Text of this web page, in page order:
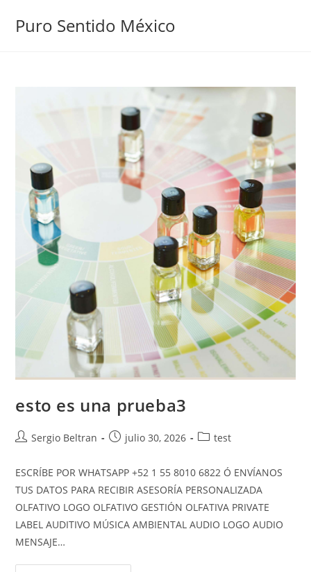
Puro Sentido México
esto es una prueba3
Sergio Beltran julio 30, 2026 test
ESCRÍBE POR WHATSAPP +52 1 55 8010 6822 Ó ENVÍANOS
TUS DATOS PARA RECIBIR ASESORÍA PERSONALIZADA
OLFATIVO LOGO OLFATIVO GESTIÓN OLFATIVA PRIVATE
LABEL AUDITIVO MÚSICA AMBIENTAL AUDIO LOGO AUDIO
MENSAJE…